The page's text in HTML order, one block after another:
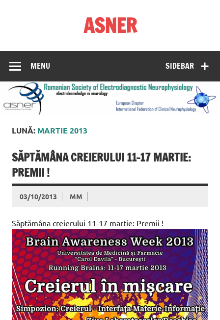
ASNER
din România
SIDEBAR
MENU
LUNĂ: MARTIE 2013
SĂPTĂMÂNA CREIERULUI 11-17 MARTIE:
PREMII !
03/10/2013 MM
Săptămâna creierului 11-17 martie: Premii !